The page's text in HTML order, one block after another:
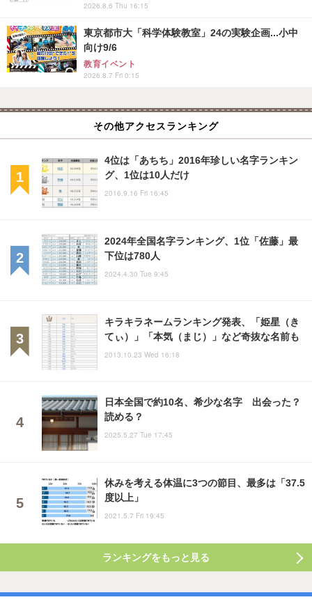
2026.8.6 Thu 16:15
東京都市大「科学体験教室」24の実験企画...小中
向け9/6
教育イベント
2026.8.7 Fri 0:15
その他アクセスランキング
4位は「あちち」2016年珍しい名字ランキン
グ、1位は10人だけ
2016.9.16 Fri 16:45
2024年全国名字ランキング、1位「佐藤」最
下位は780人
2024.4.30 Tue 9:45
キラキラネームランキング発表、「姫星（き
てぃ）」「本気（まじ）」など奇抜な名前も
2013.10.23 Wed 16:18
日本全国で約10名、希少な名字 出会った？
読める？
2025.5.27 Tue 17:45
休みを考える体温に3つの節目、最多は「37.5
度以上」
2021.5.7 Fri 19:45
ランキングをもっと見る